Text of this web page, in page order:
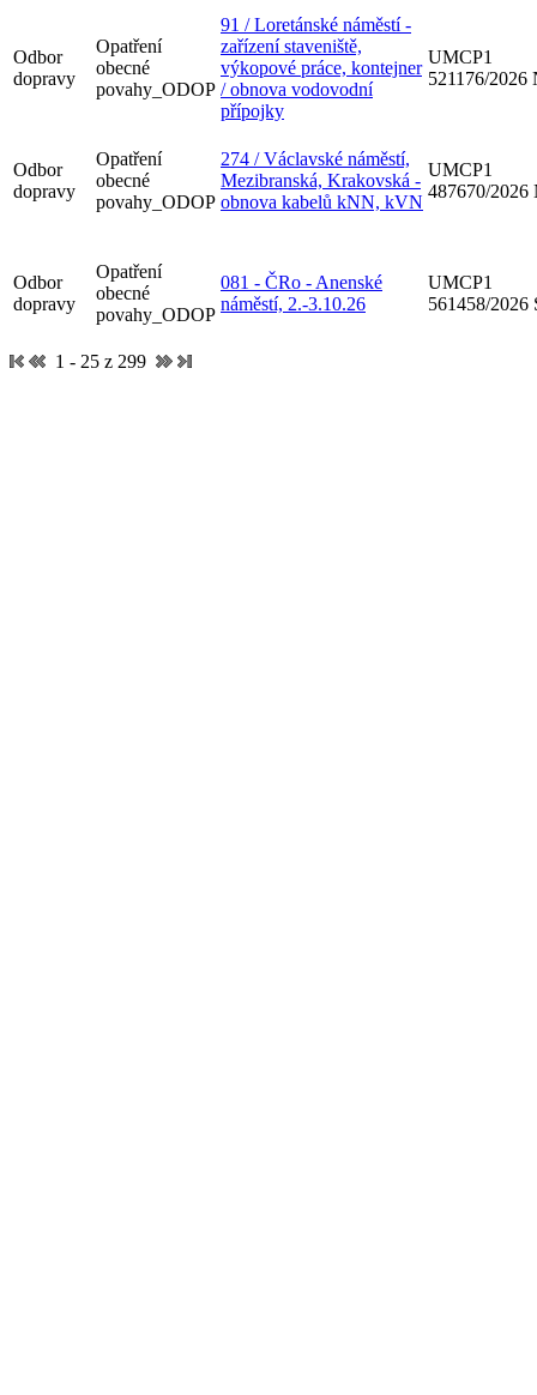
Odbor
dopravy
Opatření
obecné
povahy_ODOP
91 / Loretánské náměstí -
zařízení staveniště,
výkopové práce, kontejner
/ obnova vodovodní
přípojky
UMCP1
521176/2026
Odbor
dopravy
Opatření
obecné
povahy_ODOP
274 / Václavské náměstí,
Mezibranská, Krakovská -
obnova kabelů kNN, kVN
UMCP1
487670/2026
Odbor
dopravy
Opatření
obecné
povahy_ODOP
081 - ČRo - Anenské
náměstí, 2.-3.10.26
UMCP1
561458/2026
1 - 25 z 299